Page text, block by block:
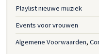
Playlist nieuwe muziek
Events voor vrouwen
Algemene Voorwaarden,